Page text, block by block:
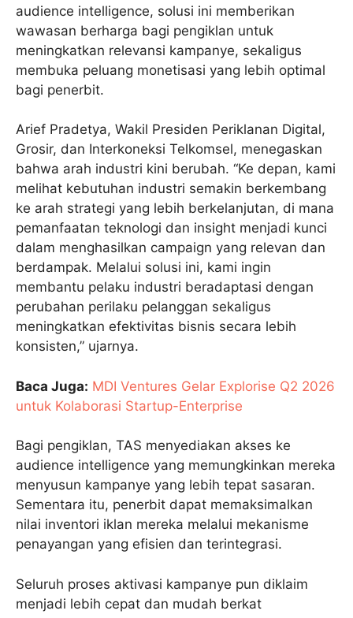
audience intelligence, solusi ini memberikan
wawasan berharga bagi pengiklan untuk
meningkatkan relevansi kampanye, sekaligus
membuka peluang monetisasi yang lebih optimal
bagi penerbit.
Arief Pradetya, Wakil Presiden Periklanan Digital,
Grosir, dan Interkoneksi Telkomsel, menegaskan
bahwa arah industri kini berubah. “Ke depan, kami
melihat kebutuhan industri semakin berkembang
ke arah strategi yang lebih berkelanjutan, di mana
pemanfaatan teknologi dan insight menjadi kunci
dalam menghasilkan campaign yang relevan dan
berdampak. Melalui solusi ini, kami ingin
membantu pelaku industri beradaptasi dengan
perubahan perilaku pelanggan sekaligus
meningkatkan efektivitas bisnis secara lebih
konsisten,” ujarnya.
Baca Juga: MDI Ventures Gelar Explorise Q2 2026
untuk Kolaborasi Startup-Enterprise
Bagi pengiklan, TAS menyediakan akses ke
audience intelligence yang memungkinkan mereka
menyusun kampanye yang lebih tepat sasaran.
Sementara itu, penerbit dapat memaksimalkan
nilai inventori iklan mereka melalui mekanisme
penayangan yang efisien dan terintegrasi.
Seluruh proses aktivasi kampanye pun diklaim
menjadi lebih cepat dan mudah berkat